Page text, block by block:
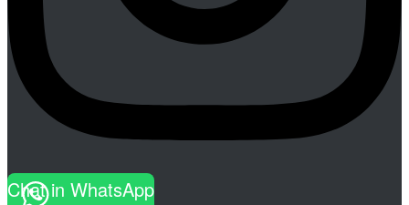
Chat in WhatsApp